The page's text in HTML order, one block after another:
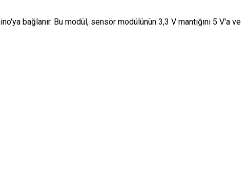
bağlanır. Bu modül, sensör modülünün 3,3 V mantığını 5 V'a ve